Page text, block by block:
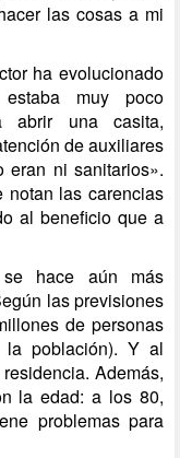
las cosas a mi
ha evolucionado
muy poco
abrir una casita,
de auxiliares
eran ni sanitarios».
notan las carencias
al beneficio que a
hace aún más
las previsiones
de personas
población). Y al
Además,
la edad: a los 80,
problemas para